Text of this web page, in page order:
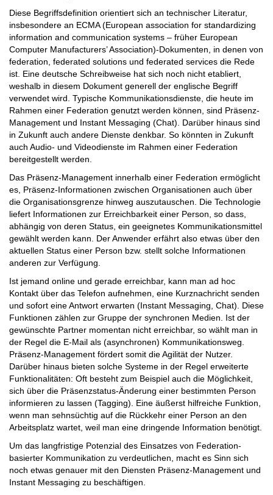
Diese Begriffsdefinition orientiert sich an technischer Literatur,
insbesondere an ECMA (European association for standardizing
information and communication systems – früher European
Computer Manufacturers’ Association)-Dokumenten, in denen von
federation, federated solutions und federated services die Rede
ist. Eine deutsche Schreibweise hat sich noch nicht etabliert,
weshalb in diesem Dokument generell der englische Begriff
verwendet wird. Typische Kommunikationsdienste, die heute im
Rahmen einer Federation genutzt werden können, sind Präsenz-
Management und Instant Messaging (Chat). Darüber hinaus sind
in Zukunft auch andere Dienste denkbar. So könnten in Zukunft
auch Audio- und Videodienste im Rahmen einer Federation
bereitgestellt werden.
Das Präsenz-Management innerhalb einer Federation ermöglicht
es, Präsenz-Informationen zwischen Organisationen auch über
die Organisationsgrenze hinweg auszutauschen. Die Technologie
liefert Informationen zur Erreichbarkeit einer Person, so dass,
abhängig von deren Status, ein geeignetes Kommunikationsmittel
gewählt werden kann. Der Anwender erfährt also etwas über den
aktuellen Status einer Person bzw. stellt solche Informationen
anderen zur Verfügung.
Ist jemand online und gerade erreichbar, kann man ad hoc
Kontakt über das Telefon aufnehmen, eine Kurznachricht senden
und sofort eine Antwort erwarten (Instant Messaging, Chat). Diese
Funktionen zählen zur Gruppe der synchronen Medien. Ist der
gewünschte Partner momentan nicht erreichbar, so wählt man in
der Regel die E-Mail als (asynchronen) Kommunikationsweg.
Präsenz-Management fördert somit die Agilität der Nutzer.
Darüber hinaus bieten solche Systeme in der Regel erweiterte
Funktionalitäten: Oft besteht zum Beispiel auch die Möglichkeit,
sich über die Präsenzstatus-Änderung einer bestimmten Person
informieren zu lassen (Tagging). Eine äußerst hilfreiche Funktion,
wenn man sehnsüchtig auf die Rückkehr einer Person an den
Arbeitsplatz wartet, weil man eine dringende Information benötigt.
Um das langfristige Potenzial des Einsatzes von Federation-
basierter Kommunikation zu verdeutlichen, macht es Sinn sich
noch etwas genauer mit den Diensten Präsenz-Management und
Instant Messaging zu beschäftigen.